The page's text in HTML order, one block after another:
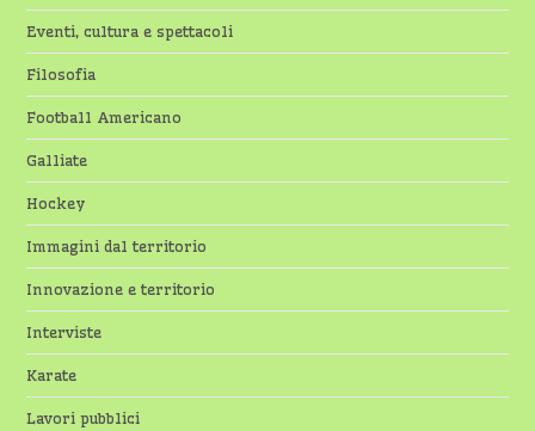
Eventi, cultura e spettacoli
Filosofia
Football Americano
Galliate
Hockey
Immagini dal territorio
Innovazione e territorio
Interviste
Karate
Lavori pubblici